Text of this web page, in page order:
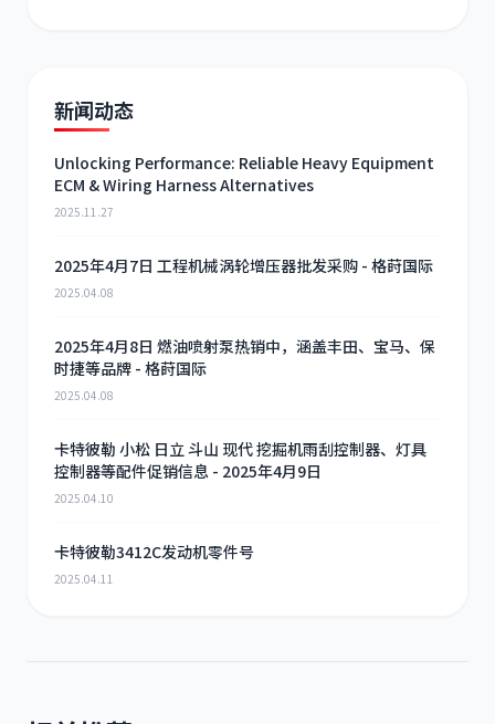
新闻动态
Unlocking Performance: Reliable Heavy Equipment
ECM & Wiring Harness Alternatives
2025.11.27
2025年4月7日 工程机械涡轮增压器批发采购 - 格莳国际
2025.04.08
2025年4月8日 燃油喷射泵热销中，涵盖丰田、宝马、保
时捷等品牌 - 格莳国际
2025.04.08
卡特彼勒 小松 日立 斗山 现代 挖掘机雨刮控制器、灯具
控制器等配件促销信息 - 2025年4月9日
2025.04.10
卡特彼勒3412C发动机零件号
2025.04.11